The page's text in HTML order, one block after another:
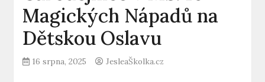
Magických Nápadů na
Dětskou Oslavu
16 srpna, 2025 JesleaŠkolka.cz